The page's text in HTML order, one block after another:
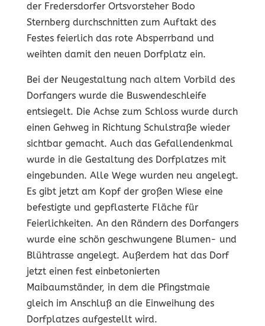
der Fredersdorfer Ortsvorsteher Bodo
Sternberg durchschnitten zum Auftakt des
Festes feierlich das rote Absperrband und
weihten damit den neuen Dorfplatz ein.
Bei der Neugestaltung nach altem Vorbild des
Dorfangers wurde die Buswendeschleife
entsiegelt. Die Achse zum Schloss wurde durch
einen Gehweg in Richtung Schulstraße wieder
sichtbar gemacht. Auch das Gefallendenkmal
wurde in die Gestaltung des Dorfplatzes mit
eingebunden. Alle Wege wurden neu angelegt.
Es gibt jetzt am Kopf der großen Wiese eine
befestigte und gepflasterte Fläche für
Feierlichkeiten. An den Rändern des Dorfangers
wurde eine schön geschwungene Blumen- und
Blühtrasse angelegt. Außerdem hat das Dorf
jetzt einen fest einbetonierten
Maibaumständer, in dem die Pfingstmaie
gleich im Anschluß an die Einweihung des
Dorfplatzes aufgestellt wird.